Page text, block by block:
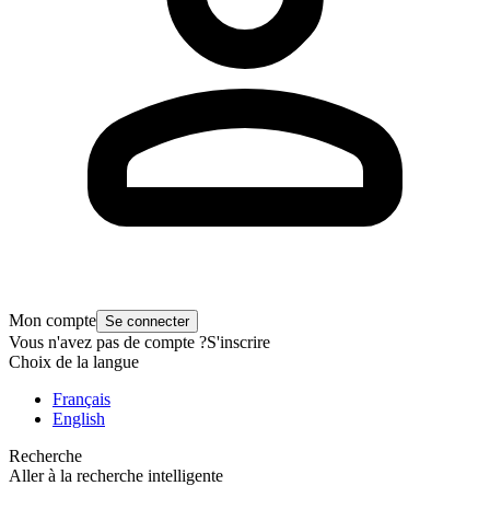
Mon compte Se connecter
Vous n'avez pas de compte ?S'inscrire
Choix de la langue
Français
English
Recherche
Aller à la recherche intelligente